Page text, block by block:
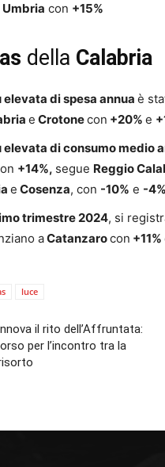
Umbria con +15%
della Calabria
elevata di spesa annua è
e Crotonecon +20% e
elevata di consumo medio
+14%, segue Reggio
e Cosenza, con -10% e -4%
trimestre 2024, si
aCatanzarocon +11%
luce
il rito dell’Affruntata:
per l’incontro tra la